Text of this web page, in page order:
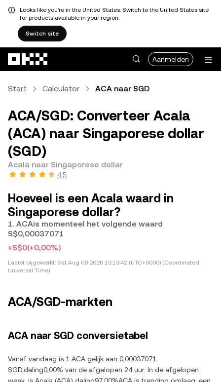
Looks like you're in the United States. Switch to the United States site
for products available in your region.
Switch site
Aanmelden
Start Calculator ACA naar SGD
ACA/SGD: Converteer Acala
(ACA) naar Singaporese dollar
(SGD)
Acala naar Singaporese dollar
4,5
Hoeveel is een Acala waard in
Singaporese dollar?
1. ACAis momenteel het volgende waard
S$0,00037071
+S$0(+0,00%)
Laatst bijgewerkt: Sat Aug 08 2026 10:13:42 (UTC+0000) (Coordinated
Universal Time)
ACA/SGD-markten
ACA naar SGD conversietabel
Vanaf vandaag is 1 ACA gelijk aan 0,00037071
SGD,daling0,00% van de afgelopen 24 uur. In de afgelopen